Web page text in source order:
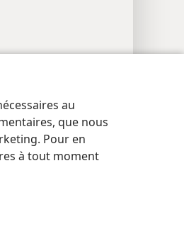
au
que nous
Pour en
à tout moment
Se connecter